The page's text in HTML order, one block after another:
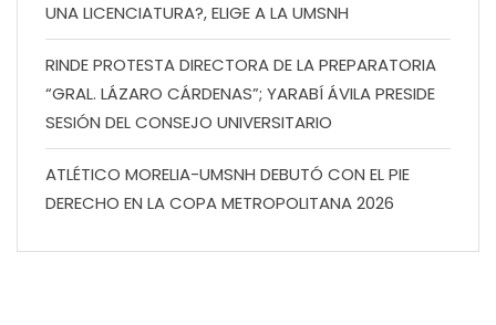
UNA LICENCIATURA?, ELIGE A LA UMSNH
RINDE PROTESTA DIRECTORA DE LA PREPARATORIA
“GRAL. LÁZARO CÁRDENAS”; YARABÍ ÁVILA PRESIDE
SESIÓN DEL CONSEJO UNIVERSITARIO
ATLÉTICO MORELIA-UMSNH DEBUTÓ CON EL PIE
DERECHO EN LA COPA METROPOLITANA 2026